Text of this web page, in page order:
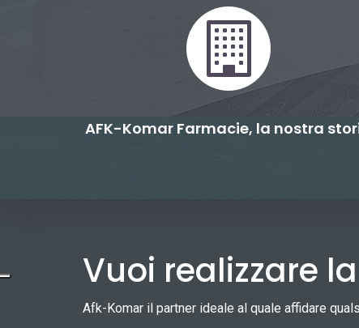
AFK-Komar Farmacie, la nostra
Vuoi realizzare
Afk-Komar il partner ideale al quale affidare